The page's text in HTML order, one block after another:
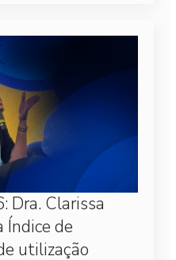
Dra. Clarissa
de
utilização